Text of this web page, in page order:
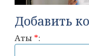
Добавить
Аты *: